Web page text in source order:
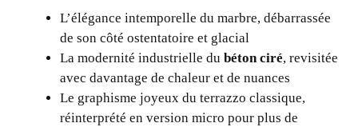
L’élégance intemporelle du marbre, débarrassée
de son côté ostentatoire et glacial
La modernité industrielle du béton ciré, revisitée
avec davantage de chaleur et de nuances
Le graphisme joyeux du terrazzo classique,
réinterprété en version micro pour plus de